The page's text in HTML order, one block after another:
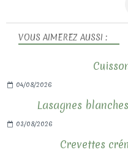
VOUS AIMEREZ AUSSI :
04/08/2026
Lasagnes
03/08/2026
Crevettes